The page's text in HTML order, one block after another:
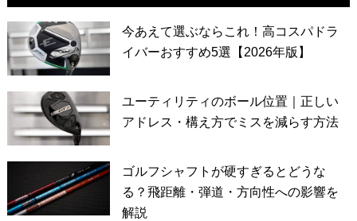
今あえて選ぶならこれ！高コスパドラ
イバーおすすめ5選【2026年版】
ユーティリティのボール位置｜正しい
アドレス・構え方でミスを減らす方法
ゴルフシャフトが硬すぎるとどうな
る？飛距離・弾道・方向性への影響を
解説